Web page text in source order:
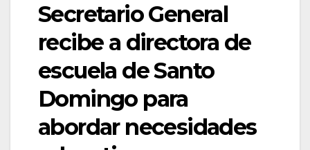
Secretario General
recibe a directora de
escuela de Santo
Domingo para
abordar necesidades